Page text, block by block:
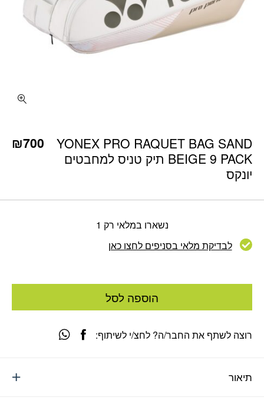
YONEX PRO RAQUET BAG SAND
BEIGE 9 PACK תיק טניס למחבטים
יונקס
₪700
נשארו במלאי רק 1
לבדיקת מלאי בסניפים לחצו כאן
הוספה לסל
תיאור
רוצה לשתף את החבר/ה? לחצ/י לשיתוף: